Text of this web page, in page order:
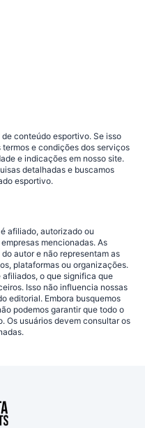
conteúdo esportivo. Se isso
e condições dos serviços
e indicações em nosso site.
detalhadas e buscamos
esportivo.
afiliado, autorizado ou
mencionadas. As
autor e não representam as
plataformas ou organizações.
o que significa que
Isso não influencia nossas
editorial. Embora busquemos
podemos garantir que todo o
Os usuários devem consultar os